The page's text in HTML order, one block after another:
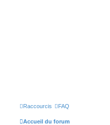
Raccourcis FAQ
Accueil du forum